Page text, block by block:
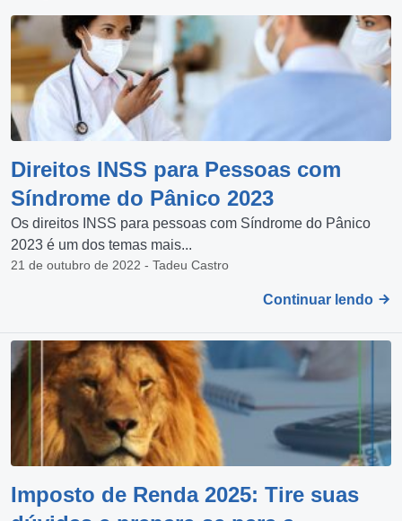
Direitos INSS para Pessoas com
Síndrome do Pânico 2023
Os direitos INSS para pessoas com Síndrome do Pânico
2023 é um dos temas mais...
21 de outubro de 2022 - Tadeu Castro
Continuar lendo
Imposto de Renda 2025: Tire suas